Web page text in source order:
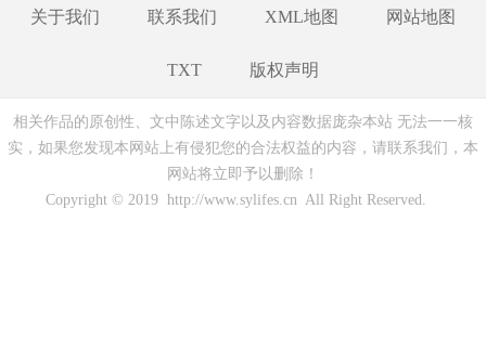
关于我们 联系我们 XML地图 网站地图
TXT 版权声明
相关作品的原创性、文中陈述文字以及内容数据庞杂本站 无法一一核
实，如果您发现本网站上有侵犯您的合法权益的内容，请联系我们，本
网站将立即予以删除！
Copyright © 2019 http://www.sylifes.cn All Right Reserved.